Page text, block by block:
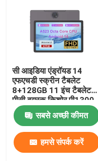
होम
उत्पाद
सी आइडिया एंड्रॉयड 14
एफएचडी स्क्रीन टैबलेट
8+128GB 11 इंच टैबलेट
पीसी वयस्क किशोर पी1300
के लिए
सबसे अच्छी कीमत
हमसे संपर्क करें